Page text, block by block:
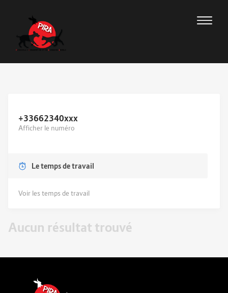
+33662340xxx
Afficher le numéro
Le temps de travail
Voir les temps de travail
Aucun résultat trouvé